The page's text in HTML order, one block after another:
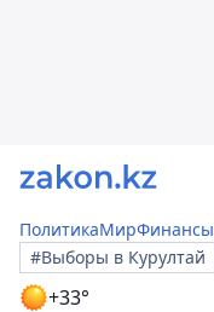
ПолитикаМирФинансы
#Выборы в Курултай
+33°